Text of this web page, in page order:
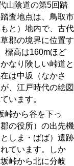
山陰道の第5回踏
査地点は、鳥取市
と）地内で、古代
郡の境界に位置す
標高は160mほど
なり険しい峠道と
は中坂（なかさ
、江戸時代の絵図
います。
峠から谷を下っ
の役所）の出先機
しま・ばば）遺跡
ています。しか
峠から北に分岐